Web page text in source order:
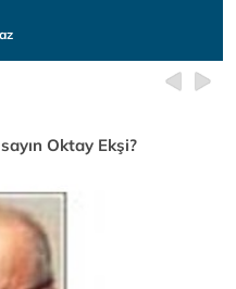
Oktay Ekşi?